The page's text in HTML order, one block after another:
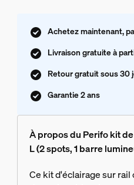
Achetez maintenant,
Livraison gratuite à
Retour gratuit sous 30
Garantie 2 ans
À propos du Perifo kit
L (2 spots, 1 barre
Ce kit d'éclairage sur